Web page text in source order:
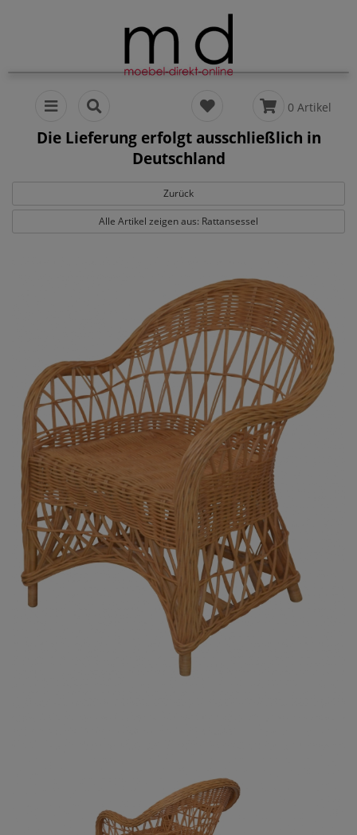
0 Artikel
Die Lieferung erfolgt ausschließlich in
Deutschland
Zurück
Alle Artikel zeigen aus: Rattansessel